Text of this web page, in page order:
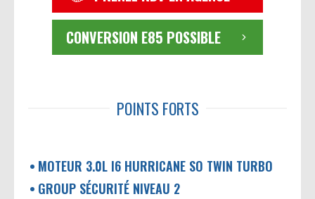
CONVERSION E85 POSSIBLE
POINTS FORTS
MOTEUR 3.0L I6 HURRICANE SO TWIN TURBO
GROUP SÉCURITÉ NIVEAU 2